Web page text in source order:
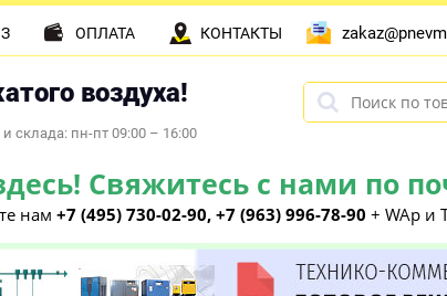
воздуха!
склада: пн-пт 09:00 – 16:00
Свяжитесь с нами по
нам +7 (495) 730-02-90, +7 (963) 996-78-90 + WAp и
ОПЛАТА КОНТАКТЫ